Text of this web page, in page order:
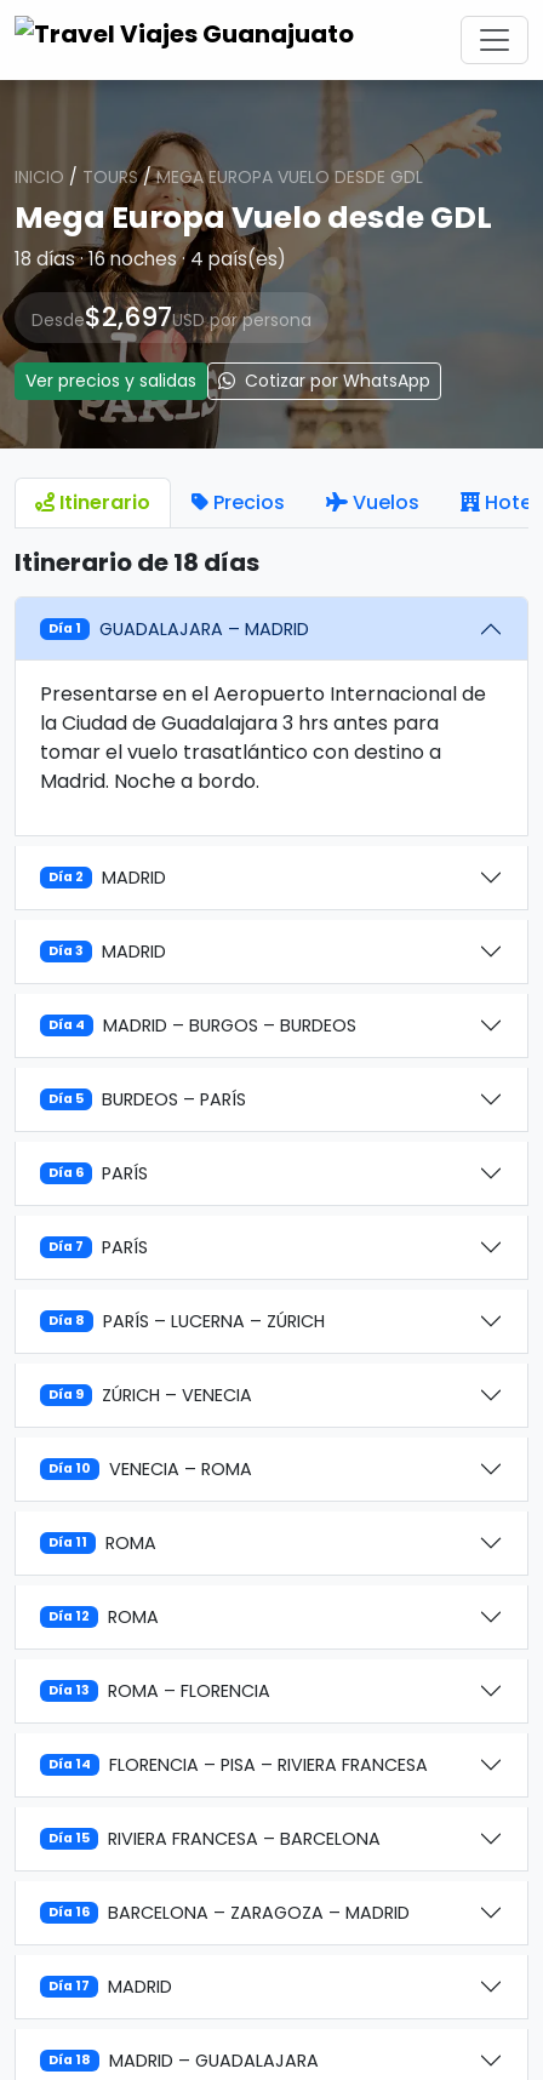
INICIO / TOURS/MEGA EUROPA VUELO DESDE GDL
Mega Europa Vuelo desde GDL
18 días · 16 noches · 4 país(es)
Desde$2,697USD por persona
Ver precios y salidas Cotizar por WhatsApp
Itinerario Precios Vuelos
Itinerario de 18 días
Día 1 GUADALAJARA – MADRID
Presentarse en el Aeropuerto Internacional de
la Ciudad de Guadalajara 3 hrs antes para
tomar el vuelo trasatlántico con destino a
Madrid. Noche a bordo.
Día 2 MADRID
Día 3 MADRID
Día 4 MADRID – BURGOS – BURDEOS
Día 5 BURDEOS – PARÍS
Día 6 PARÍS
Día 7 PARÍS
Día 8 PARÍS – LUCERNA – ZÚRICH
Día 9 ZÚRICH – VENECIA
Día 10 VENECIA – ROMA
Día 11 ROMA
Día 12 ROMA
Día 13 ROMA – FLORENCIA
Día 14 FLORENCIA – PISA – RIVIERA FRANCESA
Día 15 RIVIERA FRANCESA – BARCELONA
Día 16 BARCELONA – ZARAGOZA – MADRID
Día 17 MADRID
Día 18 MADRID – GUADALAJARA